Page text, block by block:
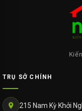
TRỤ SỞ CHÍNH
215 Nam Kỳ Khởi